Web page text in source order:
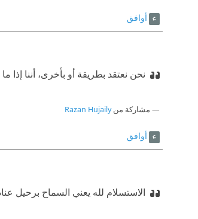
أوافق
نحن نعتقد بطريقة أو بأخرى، أننا إذا
مشاركة منRazan Hujaily
أوافق
الاستسلام لله يعني السماح برحيل